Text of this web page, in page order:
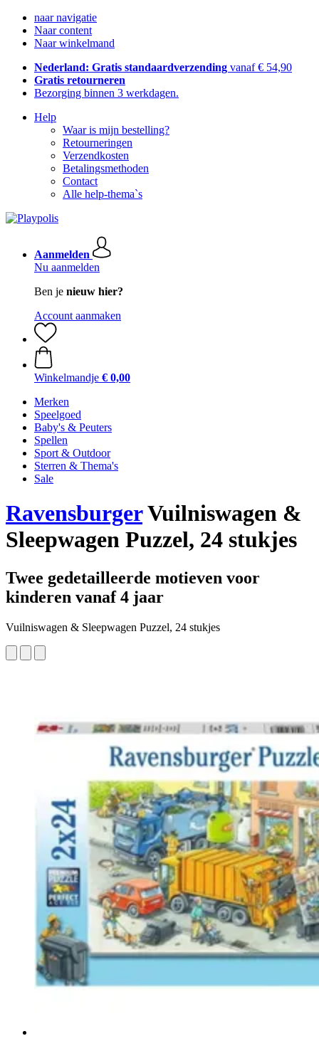
naar navigatie
Naar content
Naar winkelmand
Nederland: Gratis standaardverzending vanaf € 54,90
Gratis retourneren
Bezorging binnen 3 werkdagen.
Help
Waar is mijn bestelling?
Retourneringen
Verzendkosten
Betalingsmethoden
Contact
Alle help-thema`s
Aanmelden
Nu aanmelden
Ben je nieuw hier?
Account aanmaken
Winkelmandje € 0,00
Merken
Speelgoed
Baby's & Peuters
Spellen
Sport & Outdoor
Sterren & Thema's
Sale
RavensburgerVuilniswagen &
Sleepwagen Puzzel, 24 stukjes
Twee gedetailleerde motieven voor
kinderen vanaf 4 jaar
Vuilniswagen & Sleepwagen Puzzel, 24 stukjes